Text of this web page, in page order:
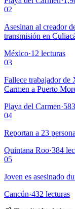
02
Asesinan al creador
transmisión en
México·12 lecturas
03
Fallece trabajador de
Carmen a Puerto
Playa del Carmen·583
04
Reportan a 23
Quintana Roo·384
05
Joven es asesinado
Cancún·432 lecturas